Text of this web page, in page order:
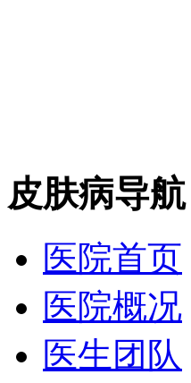
皮肤病导航
医院首页
医院概况
医生团队